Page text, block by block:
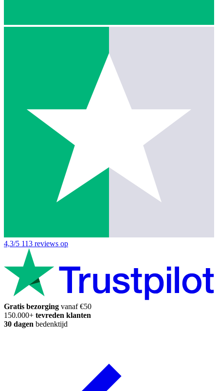
4,3/5 113 reviews op
Gratis bezorging vanaf €50
150.000+ tevreden klanten
30 dagen bedenktijd